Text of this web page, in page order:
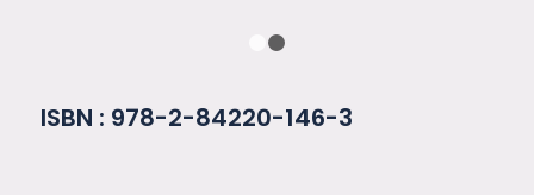
ISBN : 978-2-84220-146-3